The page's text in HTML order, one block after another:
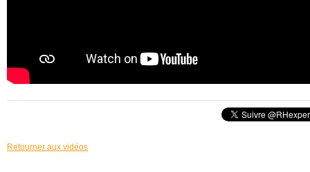
Retourner aux vidéos